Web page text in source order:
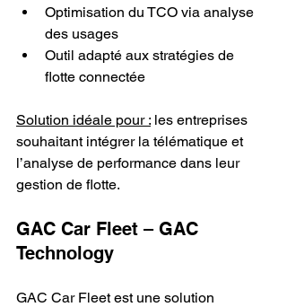
Optimisation du TCO via analyse
des usages
Outil adapté aux stratégies de
flotte connectée
Solution idéale pour : les entreprises
souhaitant intégrer la télématique et
l’analyse de performance dans leur
gestion de flotte.
GAC Car Fleet – GAC
Technology
GAC Car Fleet est une solution